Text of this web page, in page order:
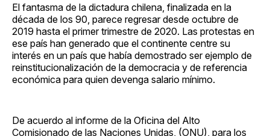
El fantasma de la dictadura chilena, finalizada en la
década de los 90, parece regresar desde octubre de
2019 hasta el primer trimestre de 2020. Las protestas en
ese país han generado que el continente centre su
interés en un país que había demostrado ser ejemplo de
reinstitucionalización de la democracia y de referencia
económica para quien devenga salario mínimo.
De acuerdo al informe de la Oficina del Alto
Comisionado de las Naciones Unidas, (ONU), para los